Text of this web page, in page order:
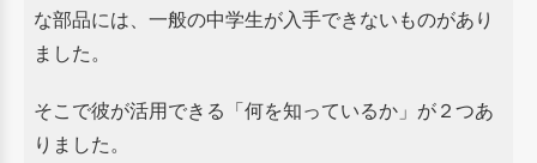
な部品には、一般の中学生が入手できないものがあり
ました。
そこで彼が活用できる「何を知っているか」が２つあ
りました。